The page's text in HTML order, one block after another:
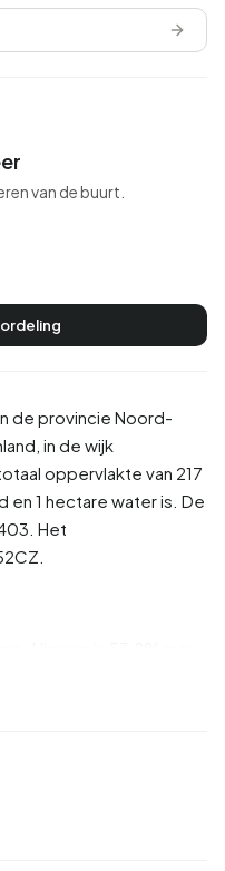
de provincie Noord-
, in de wijk
oppervlakte van 217
en 1 hectare water is. De
Het
zijn 45 tot 65 jaar
is gescheiden en 3,8%
uit Nederland, 5 komen
van de buurt.